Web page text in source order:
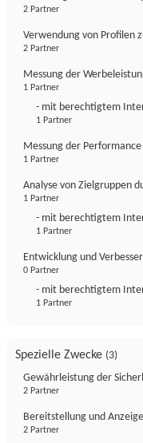
2 Partner
Verwendung von Profilen
2 Partner
Messung der
1 Partner
- mit berechtigtem
1 Partner
Messung der
1 Partner
Analyse von Zielgruppen
1 Partner
- mit berechtigtem
1 Partner
Entwicklung und
0 Partner
- mit berechtigtem
1 Partner
Spezielle Zwecke (3)
Gewährleistung der
2 Partner
Bereitstellung und
2 Partner